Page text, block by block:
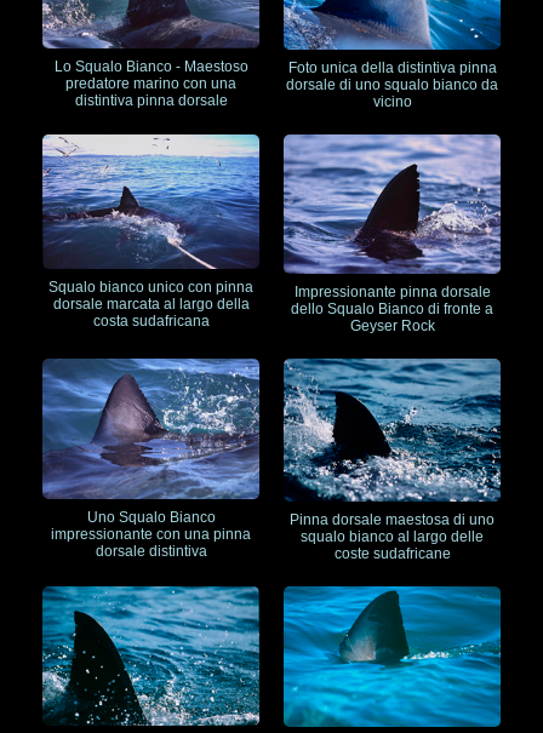
Lo Squalo Bianco - Maestoso
predatore marino con una
distintiva pinna dorsale
Foto unica della distintiva pinna
dorsale di uno squalo bianco da
vicino
Squalo bianco unico con pinna
dorsale marcata al largo della
costa sudafricana
Impressionante pinna dorsale
dello Squalo Bianco di fronte a
Geyser Rock
Uno Squalo Bianco
impressionante con una pinna
dorsale distintiva
Pinna dorsale maestosa di uno
squalo bianco al largo delle
coste sudafricane